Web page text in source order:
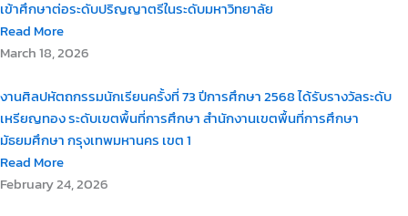
เข้าศึกษาต่อระดับปริญญาตรีในระดับมหาวิทยาลัย
Read More
March 18, 2026
งานศิลปหัตถกรรมนักเรียนครั้งที่ 73 ปีการศึกษา 2568 ได้รับรางวัลระดับ
เหรียญทอง ระดับเขตพื้นที่การศึกษา สำนักงานเขตพื้นที่การศึกษา
มัธยมศึกษา กรุงเทพมหานคร เขต 1
Read More
February 24, 2026